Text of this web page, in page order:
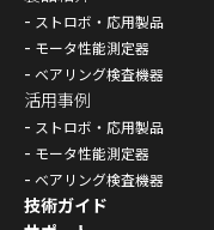
ストロボ・応用製品
モータ性能測定器
ベアリング検査機器
活用事例
ストロボ・応用製品
モータ性能測定器
ベアリング検査機器
技術ガイド